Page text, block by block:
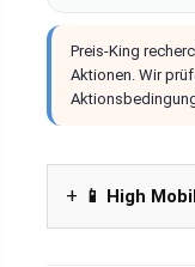
Preis-King
Aktionen. Wir
📱 High